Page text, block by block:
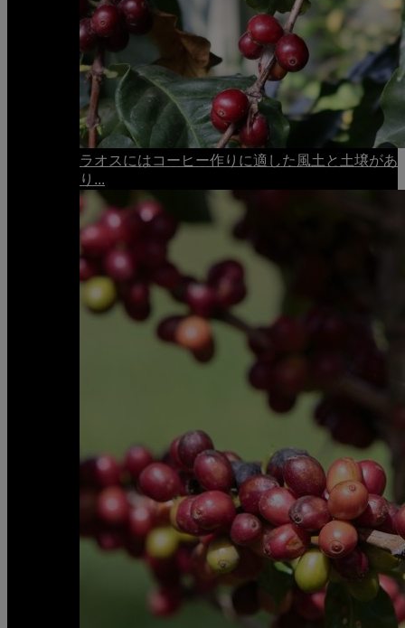
ラオスにはコーヒー作りに適した風土と土壌があ
り...